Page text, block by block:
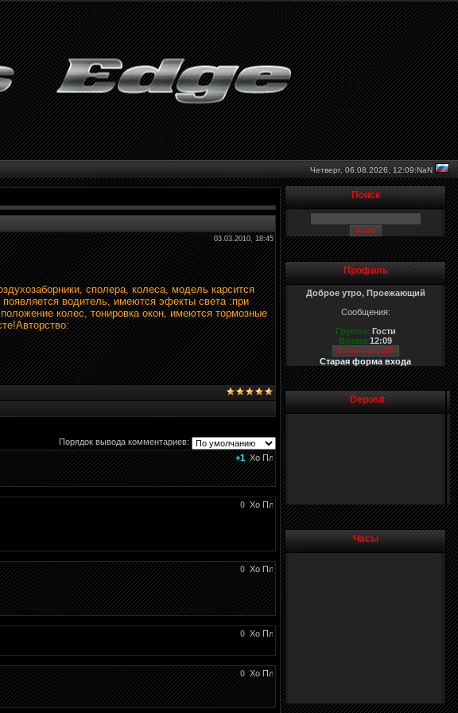
Четверг, 06.08.2026,12:09:NaN
03.03.2010, 18:45
сполера, колеса, модель карсится
водитель, имеются эфекты света :при
колес, тонировка окон, имеются тормозные
Порядок вывода комментариев:
+1
0
0
0
0
Поиск
Профиль
Доброе утро, Проежающий
Сообщения:
Группа: Гости
Время:12:09
Войти через uID
Старая форма входа
Deposit
Часы